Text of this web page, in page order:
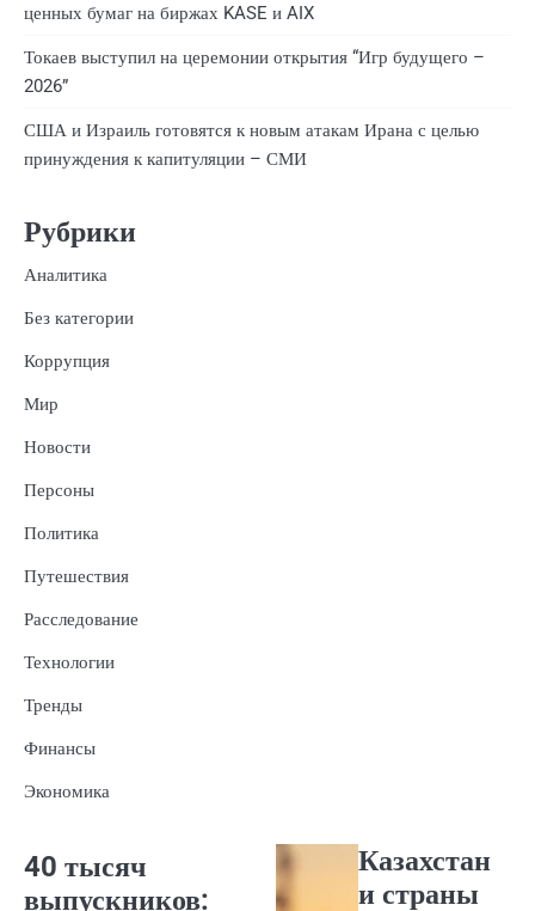
ценных бумаг на биржах KASE и AIX
Токаев выступил на церемонии открытия “Игр будущего –
2026”
США и Израиль готовятся к новым атакам Ирана с целью
принуждения к капитуляции – СМИ
Рубрики
Аналитика
Без категории
Коррупция
Мир
Новости
Персоны
Политика
Путешествия
Расследование
Технологии
Тренды
Финансы
Экономика
40 тысяч
выпускников:
Казахстан
и страны